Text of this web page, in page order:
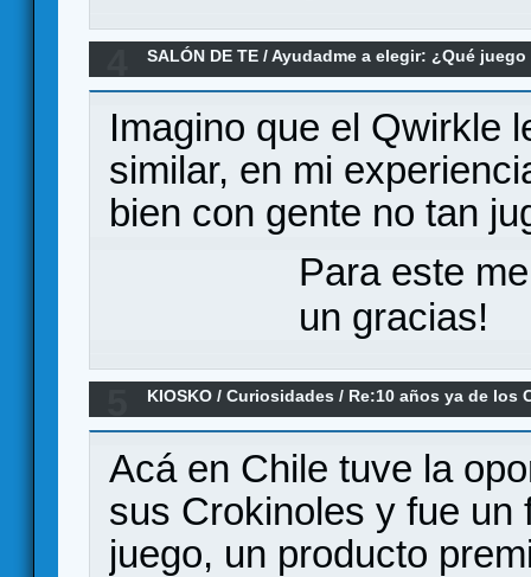
SALÓN DE TE /Ayudadme a elegir: ¿Qué
Imagino que el Qwirkle
similar, en mi
bien con gente no tan
Para este
un gracias!
KIOSKO /Curiosidades / Re:10 años ya de los
Acá en Chile tuve la
sus Crokinoles y fue un
juego, un producto